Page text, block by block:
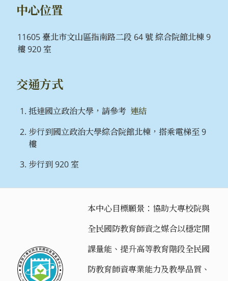
中心位置
11605 臺北市文山區指南路二段 64 號 綜合院館北棟 9
樓 920 室
交通方式
抵達國立政治大學，請參考 連結
步行到國立政治大學綜合院館北棟，搭乘電梯至 9
樓
步行到 920 室
本中心目標願景：協助大專校院與
全民國防教育師資之媒合以穩定開
課量能、提升高等教育階段全民國
防教育師資專業能力及教學品質、